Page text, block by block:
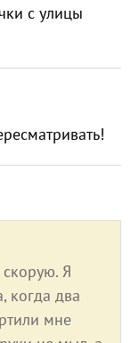
с улицы
Я
когда два
мне